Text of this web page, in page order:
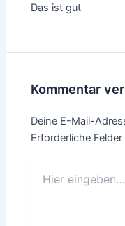
Das ist gut
Kommentar
Deine E-Mail-
Erforderliche
eingeben…